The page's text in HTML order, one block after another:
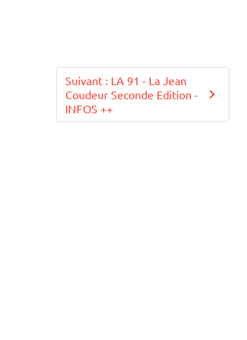
Suivant : LA 91 - La Jean
Coudeur Seconde Edition -
INFOS ++